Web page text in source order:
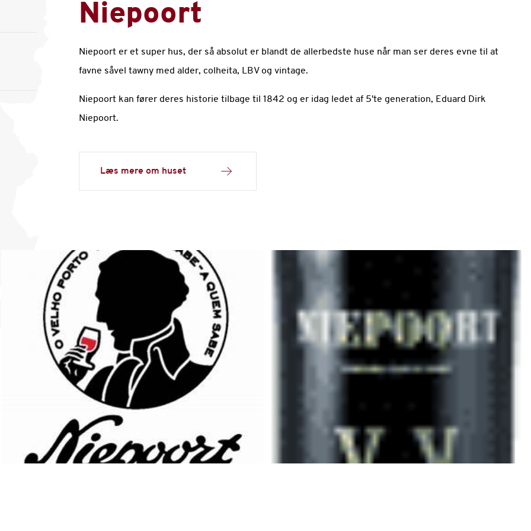
Niepoort
Niepoort er et super hus, der så absolut er blandt de allerbedste huse når man ser deres evne til at
favne såvel tawny med alder, colheita, LBV og vintage.
Niepoort kan fører deres historie tilbage til 1842 og er idag ledet af 5'te generation, Eduard Dirk
Niepoort.
Læs mere om huset